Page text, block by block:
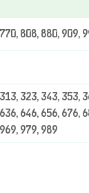
808, 880, 909,
323, 343, 353,
646, 656, 676,
979, 989